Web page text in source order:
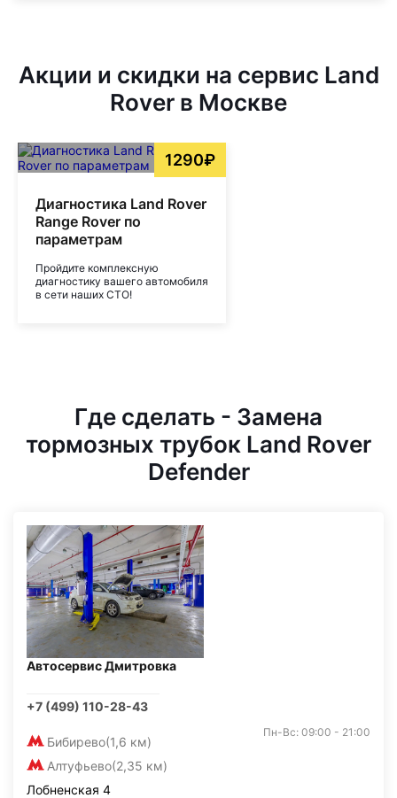
Акции и скидки на сервис Land
Rover в Москве
1290₽
Диагностика Land Rover
Range Rover по
параметрам
Пройдите комплексную
диагностику вашего автомобиля
в сети наших СТО!
Где сделать - Замена
тормозных трубок Land Rover
Defender
Автосервис Дмитровка
+7 (499) 110-28-43
Бибирево(1,6 км)
Алтуфьево(2,35 км)
Пн-Вс: 09:00 - 21:00
Лобненская 4